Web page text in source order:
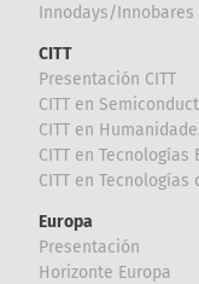
Innodays/Innobares
CITT
Presentación CITT
CITT en
CITT en
CITT en
CITT en Tecnologías
Europa
Presentación
Horizonte Europa